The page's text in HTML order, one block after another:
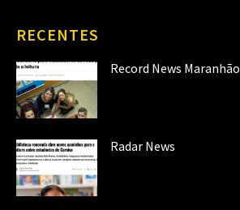
RECENTES
Record News Maranhão
Radar News